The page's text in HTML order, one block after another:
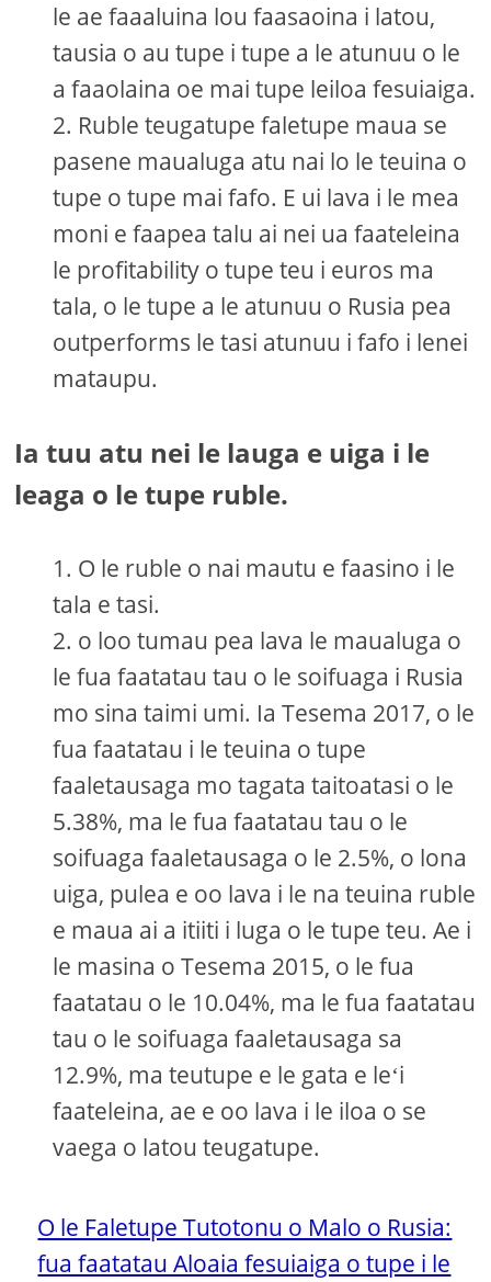
le ae faaaluina lou faasaoina i latou,
tausia o au tupe i tupe a le atunuu o le
a faaolaina oe mai tupe leiloa fesuiaiga.
Ruble teugatupe faletupe maua se
pasene maualuga atu nai lo le teuina o
tupe o tupe mai fafo. E ui lava i le mea
moni e faapea talu ai nei ua faateleina
le profitability o tupe teu i euros ma
tala, o le tupe a le atunuu o Rusia pea
outperforms le tasi atunuu i fafo i lenei
mataupu.
Ia tuu atu nei le lauga e uiga i le
leaga o le tupe ruble.
O le ruble o nai mautu e faasino i le
tala e tasi.
o loo tumau pea lava le maualuga o
le fua faatatau tau o le soifuaga i Rusia
mo sina taimi umi. Ia Tesema 2017, o le
fua faatatau i le teuina o tupe
faaletausaga mo tagata taitoatasi o le
5.38%, ma le fua faatatau tau o le
soifuaga faaletausaga o le 2.5%, o lona
uiga, pulea e oo lava i le na teuina ruble
e maua ai a itiiti i luga o le tupe teu. Ae i
le masina o Tesema 2015, o le fua
faatatau o le 10.04%, ma le fua faatatau
tau o le soifuaga faaletausaga sa
12.9%, ma teutupe e le gata e leʻi
faateleina, ae e oo lava i le iloa o se
vaega o latou teugatupe.
O le Faletupe Tutotonu o Malo o Rusia:
fua faatatau Aloaia fesuiaiga o tupe i le